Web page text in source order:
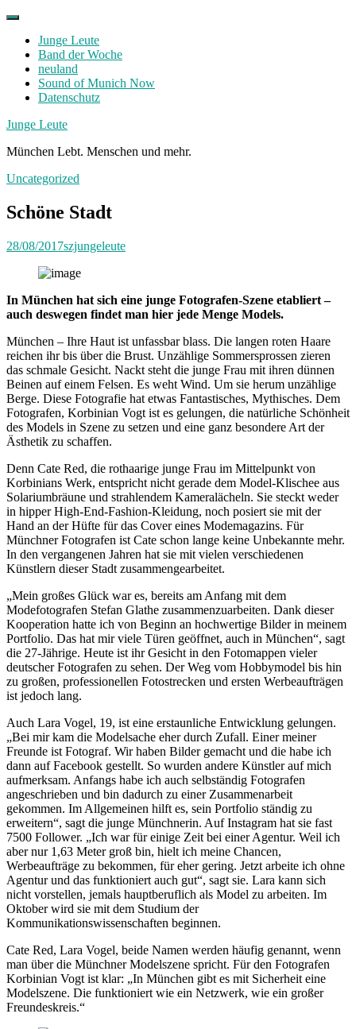
Skip
contentJunge Leute
Band der Woche
neuland
Sound of Munich Now
Datenschutz
Facebook
Twitter
Instagram
Junge Leute
München Lebt. Menschen und mehr.
Uncategorized
Schöne Stadt
28/08/2017szjungeleute
In München hat sich eine junge Fotografen-Szene etabliert –
auch deswegen findet man hier jede Menge Models.
München – Ihre Haut ist unfassbar blass. Die langen roten Haare
reichen ihr bis über die Brust. Unzählige Sommersprossen zieren
das schmale Gesicht. Nackt steht die junge Frau mit ihren dünnen
Beinen auf einem Felsen. Es weht Wind. Um sie herum unzählige
Berge. Diese Fotografie hat etwas Fantastisches, Mythisches. Dem
Fotografen, Korbinian Vogt ist es gelungen, die natürliche Schönheit
des Models in Szene zu setzen und eine ganz besondere Art der
Ästhetik zu schaffen.
Denn Cate Red, die rothaarige junge Frau im Mittelpunkt von
Korbinians Werk, entspricht nicht gerade dem Model-Klischee aus
Solariumbräune und strahlendem Kameralächeln. Sie steckt weder
in hipper High-End-Fashion-Kleidung, noch posiert sie mit der
Hand an der Hüfte für das Cover eines Modemagazins. Für
Münchner Fotografen ist Cate schon lange keine Unbekannte mehr.
In den vergangenen Jahren hat sie mit vielen verschiedenen
Künstlern dieser Stadt zusammengearbeitet.
„Mein großes Glück war es, bereits am Anfang mit dem
Modefotografen Stefan Glathe zusammenzuarbeiten. Dank dieser
Kooperation hatte ich von Beginn an hochwertige Bilder in meinem
Portfolio. Das hat mir viele Türen geöffnet, auch in München“, sagt
die 27-Jährige. Heute ist ihr Gesicht in den Fotomappen vieler
deutscher Fotografen zu sehen. Der Weg vom Hobbymodel bis hin
zu großen, professionellen Fotostrecken und ersten Werbeaufträgen
ist jedoch lang.
Auch Lara Vogel, 19, ist eine erstaunliche Entwicklung gelungen.
„Bei mir kam die Modelsache eher durch Zufall. Einer meiner
Freunde ist Fotograf. Wir haben Bilder gemacht und die habe ich
dann auf Facebook gestellt. So wurden andere Künstler auf mich
aufmerksam. Anfangs habe ich auch selbständig Fotografen
angeschrieben und bin dadurch zu einer Zusammenarbeit
gekommen. Im Allgemeinen hilft es, sein Portfolio ständig zu
erweitern“, sagt die junge Münchnerin. Auf Instagram hat sie fast
7500 Follower. „Ich war für einige Zeit bei einer Agentur. Weil ich
aber nur 1,63 Meter groß bin, hielt ich meine Chancen,
Werbeaufträge zu bekommen, für eher gering. Jetzt arbeite ich ohne
Agentur und das funktioniert auch gut“, sagt sie. Lara kann sich
nicht vorstellen, jemals hauptberuflich als Model zu arbeiten. Im
Oktober wird sie mit dem Studium der
Kommunikationswissenschaften beginnen.
Cate Red, Lara Vogel, beide Namen werden häufig genannt, wenn
man über die Münchner Modelszene spricht. Für den Fotografen
Korbinian Vogt ist klar: „In München gibt es mit Sicherheit eine
Modelszene. Die funktioniert wie ein Netzwerk, wie ein großer
Freundeskreis.“